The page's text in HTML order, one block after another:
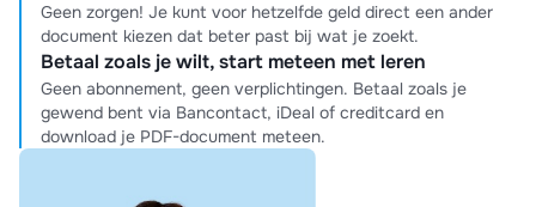
Geen zorgen! Je kunt voor hetzelfde geld direct een ander
document kiezen dat beter past bij wat je zoekt.
Betaal zoals je wilt, start meteen met leren
Geen abonnement, geen verplichtingen. Betaal zoals je
gewend bent via Bancontact, iDeal of creditcard en
download je PDF-document meteen.